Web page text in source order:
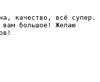
качество, всё супер.
большое! Желаю